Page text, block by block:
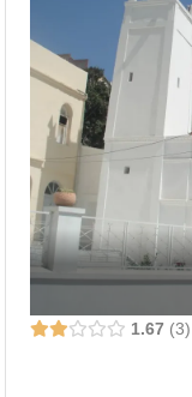
1.67 3